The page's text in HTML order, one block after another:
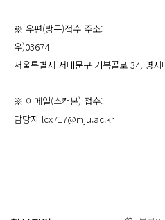
※ 우편(방문)접수 주소:
우)03674
서울특별시 서대문구 거북골로 34, 명
※ 이메일(스캔본) 접수:
담당자 lcx717@mju.ac.kr